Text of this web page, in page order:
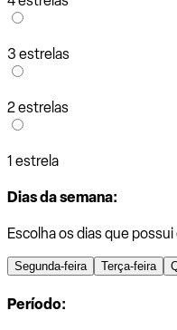
3 estrelas
2 estrelas
1 estrela
Dias da semana:
Escolha os dias que
Segunda-feira Terça-feira
Período: